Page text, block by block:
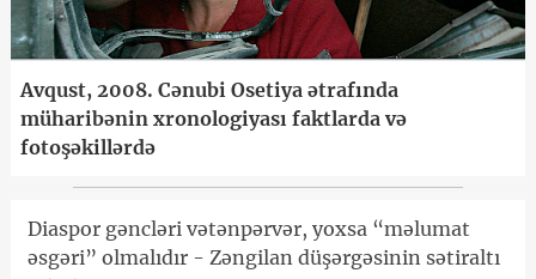
Avqust, 2008. Cənubi Osetiya ətrafında
müharibənin xronologiyası faktlarda və
fotoşəkillərdə
Diaspor gəncləri vətənpərvər, yoxsa “məlumat
əsgəri” olmalıdır - Zəngilan düşərgəsinin sətiraltı